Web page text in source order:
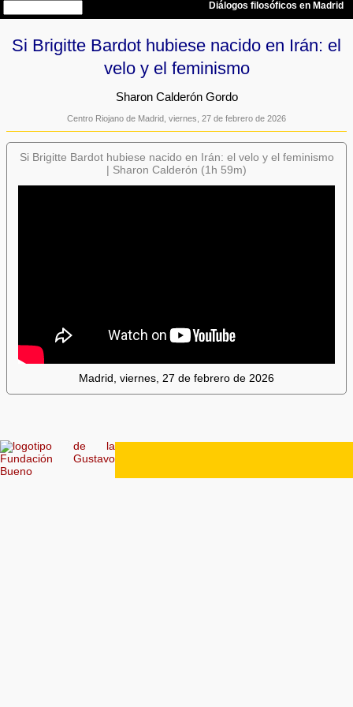
Si Brigitte Bardot hubiese nacido en Irán: el
velo y el feminismo
Sharon Calderón Gordo
Centro Riojano de Madrid, viernes, 27 de febrero de 2026
Si Brigitte Bardot hubiese nacido en Irán: el velo y el feminismo
| Sharon Calderón (1h 59m)
Madrid, viernes, 27 de febrero de 2026